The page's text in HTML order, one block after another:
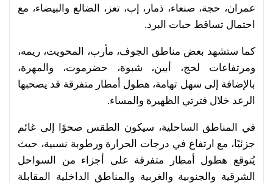
عمران، حجة، صنعاء، ذمار، إب، تعز، الضالع والبيضاء، مع
احتمال تساقط حبات البرد.
كما ستشهد بعض مناطق الجوف، مأرب، المحويت، ريمه،
ومرتفاعات لحج، أبين، شبوة، حضرموت، والمهرة،
بالإضافة إلى سهل تهامة، هطول أمطار متفرقة قد يصحبها
الرعد خلال فترتي الظهيرة والمساء.
في المناطق الساحلية، سيكون الطقس صحوًا إلى غائم
جزئيًا، مع ارتفاع في درجات الحرارة ورطوبة نسبية، حيث
يُتوقع هطول أمطار متفرقة على أجزاء من السواحل
الشرقية والجنوبية والغربية والمناطق الداخلية المقابلة